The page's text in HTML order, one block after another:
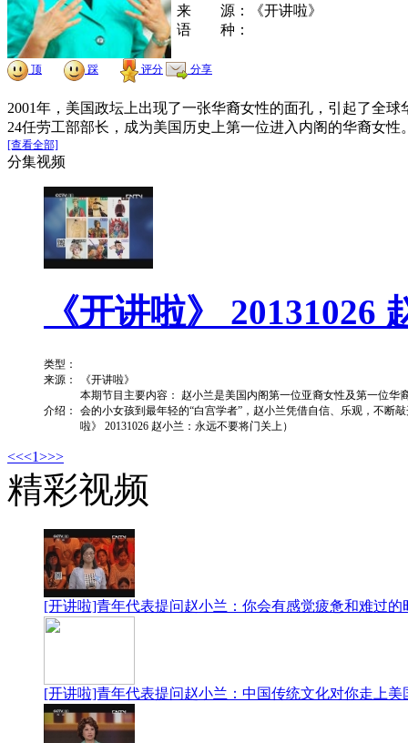
来 源：《开讲啦》
语 种：
顶 踩 评分 分享
2001年，美国政坛上出现了一张华裔女性的面孔，引起了全
24任劳工部部长，成为美国历史上第一位进入内阁的华裔女性
[查看全部]
分集视频
《开讲啦》
类型：
来源：
《开讲啦》
介绍：
本期节目主要内容： 赵小兰是美国内阁第一位亚裔女性及第一位
会的小女孩到最年轻的“白宫学者”，赵小兰凭借自信、乐观，不断
啦》 20131026 赵小兰：永远不要将门关上）
<<<1>>>
精彩视频
[开讲啦]青年代表提问赵小兰：你会有感觉疲惫和难过的
[开讲啦]青年代表提问赵小兰：中国传统文化对你走上美